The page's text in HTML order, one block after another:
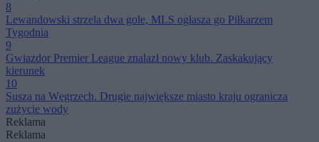
8
Lewandowski strzela dwa gole, MLS ogłasza go Piłkarzem
Tygodnia
9
Gwiazdor Premier League znalazł nowy klub. Zaskakujący
kierunek
10
Susza na Węgrzech. Drugie największe miasto kraju ogranicza
zużycie wody
Reklama
Reklama